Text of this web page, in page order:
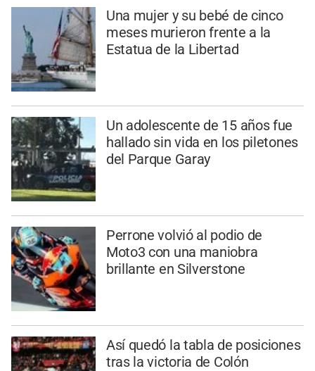
Una mujer y su bebé de cinco
meses murieron frente a la
Estatua de la Libertad
Un adolescente de 15 años fue
hallado sin vida en los piletones
del Parque Garay
Perrone volvió al podio de
Moto3 con una maniobra
brillante en Silverstone
Así quedó la tabla de posiciones
tras la victoria de Colón